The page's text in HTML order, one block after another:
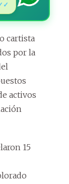
cartista
por la
activos
15